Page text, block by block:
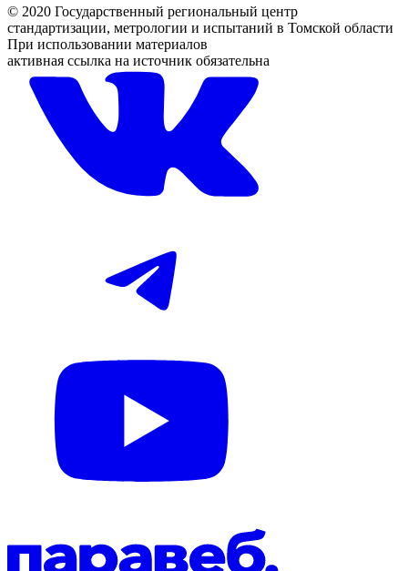
© 2020 Государственный региональный центр
стандартизации, метрологии и испытаний в Томской области
При использовании материалов
активная ссылка на источник обязательна